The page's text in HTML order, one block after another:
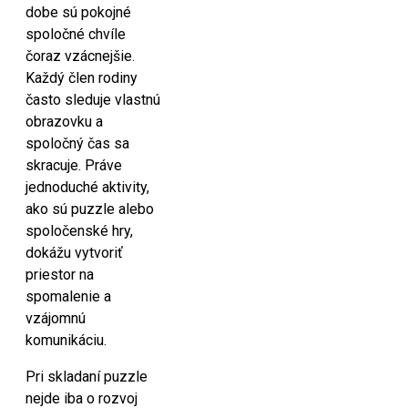
dobe sú pokojné
spoločné chvíle
čoraz vzácnejšie.
Každý člen rodiny
často sleduje vlastnú
obrazovku a
spoločný čas sa
skracuje. Práve
jednoduché aktivity,
ako sú puzzle alebo
spoločenské hry,
dokážu vytvoriť
priestor na
spomalenie a
vzájomnú
komunikáciu.
Pri skladaní puzzle
nejde iba o rozvoj